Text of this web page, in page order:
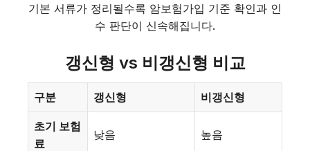
기본 서류가 정리될수록 암보험가입 기준 확인과 인
수 판단이 신속해집니다.
갱신형 vs 비갱신형 비교
구분 갱신형 비갱신형
초기 보험
료
낮음 높음